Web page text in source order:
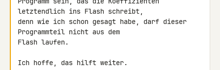
letztendlich ins Flash schreibt,
denn wie ich schon gesagt habe, darf dieser
Programmteil nicht aus dem
Flash laufen.
Ich hoffe, das hilft weiter.